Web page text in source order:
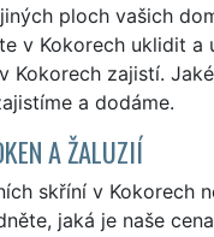
ploch vašich
v Kokorech uklidit a
zajistí.
a dodáme.
A ŽALUZIÍ
skříní v Kokorech
jaká je naše